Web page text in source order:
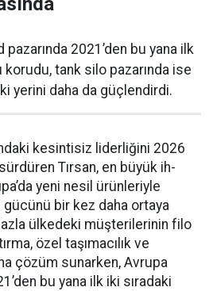
2021’den bu yana ilk
korudu, tank silo pazarında ise
yerini daha da güçlen­dirdi.
kesintisiz liderliğini 2026
sürdüren Tırsan, en büyük ih­
yeni nesil ürünleriyle
bir kez daha orta­ya
ül­kedeki müşterilerinin filo
özel taşıma­cılık ve
çözüm sunarken, Avrupa
bu yana ilk iki sıradaki